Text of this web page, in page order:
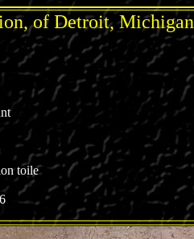
of Detroit, Michigan
toile